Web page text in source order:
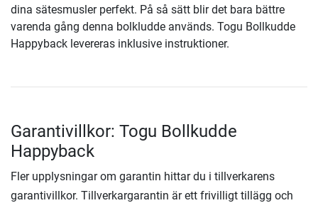
dina sätesmusler perfekt. På så sätt blir det bara bättre
varenda gång denna bolkludde används. Togu Bollkudde
Happyback levereras inklusive instruktioner.
Garantivillkor: Togu Bollkudde
Happyback
Fler upplysningar om garantin hittar du i tillverkarens
garantivillkor. Tillverkargarantin är ett frivilligt tillägg och